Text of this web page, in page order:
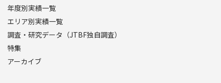
年度別実績一覧
エリア別実績一覧
調査・研究データ（JTBF独自調査）
特集
アーカイブ